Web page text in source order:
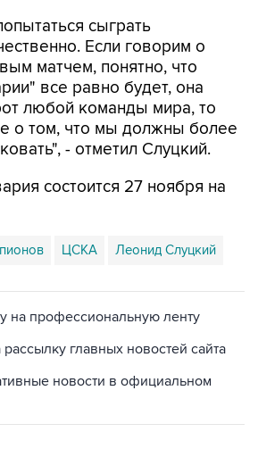
сыграть
Если говорим о
матчем, понятно, что
все равно будет, она
любой команды мира, то
о том, что мы должны более
- отметил Слуцкий.
состоится 27 ноября на
ЦСКА Леонид Слуцкий
на профессиональную ленту
главных новостей сайта
новости в официальном